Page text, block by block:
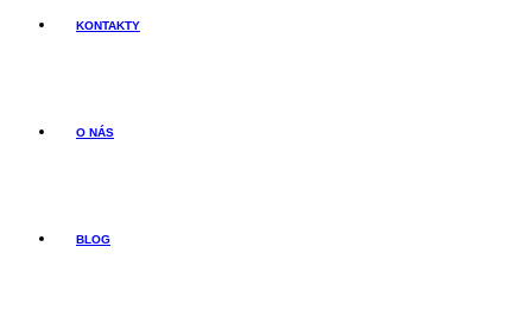
KONTAKTY
O NÁS
BLOG